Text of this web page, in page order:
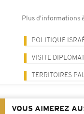
Plus d'informations
POLITIQUE
VISITE
TERRITOIRES
VOUS AIMEREZ